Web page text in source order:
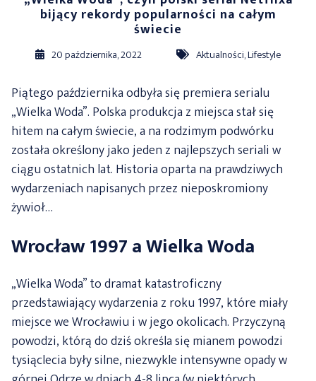
bijący rekordy popularności na całym
świecie
20 października, 2022 Aktualności,Lifestyle
Piątego października odbyła się premiera serialu
„Wielka Woda”. Polska produkcja z miejsca stał się
hitem na całym świecie, a na rodzimym podwórku
została określony jako jeden z najlepszych seriali w
ciągu ostatnich lat. Historia oparta na prawdziwych
wydarzeniach napisanych przez nieposkromiony
żywioł…
Wrocław 1997 a Wielka Woda
„Wielka Woda” to dramat katastroficzny
przedstawiający wydarzenia z roku 1997, które miały
miejsce we Wrocławiu i w jego okolicach. Przyczyną
powodzi, którą do dziś określa się mianem powodzi
tysiąclecia były silne, niezwykle intensywne opady w